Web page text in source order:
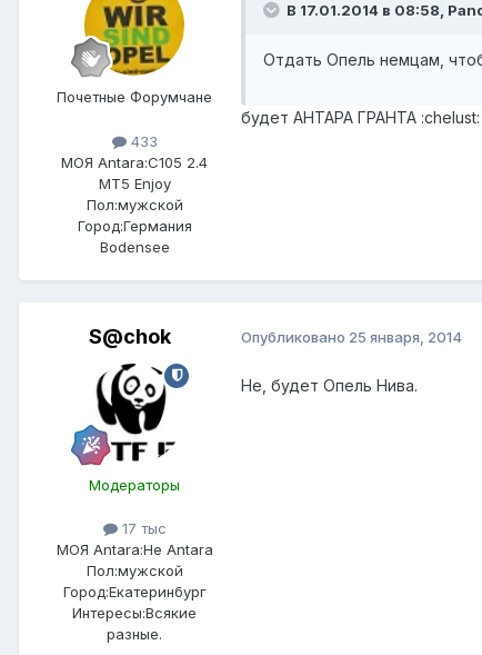
Почетные Форумчане
433
МОЯ Antara:C105 2.4
MT5 Enjoy
Пол:мужской
Город:Германия
Bodensee
В 17.01.2014 в 08:58,
Отдать Опель немцам,
будет АНТАРА ГРАНТА :chelust:
S@chok
Модераторы
17 тыс
МОЯ Antara:Не Antara
Пол:мужской
Город:Екатеринбург
Интересы:Всякие
разные.
Опубликовано 25 января, 2014
Не, будет Опель Нива.